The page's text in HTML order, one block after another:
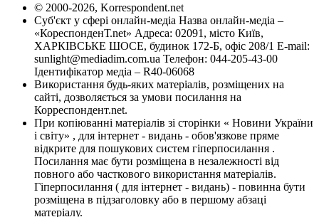
© 2000-2026, Korrespondent.net
Суб'єкт у сфері онлайн-медіа Назва онлайн-медіа –
«КореспонденТ.net» Адреса: 02091, місто Київ,
ХАРКІВСЬКЕ ШОСЕ, будинок 172-Б, офіс 208/1 E-mail:
sunlight@mediadim.com.ua Телефон: 044-205-43-00
Ідентифікатор медіа – R40-06068
Використання будь-яких матеріалів, розміщених на
сайті, дозволяється за умови посилання на
Корреспондент.net.
При копіюванні матеріалів зі сторінки « Новини України
і світу» , для інтернет - видань - обов'язкове пряме
відкрите для пошукових систем гіперпосилання .
Посилання має бути розміщена в незалежності від
повного або часткового використання матеріалів.
Гіперпосилання ( для інтернет - видань) - повинна бути
розміщена в підзаголовку або в першому абзаці
матеріалу.